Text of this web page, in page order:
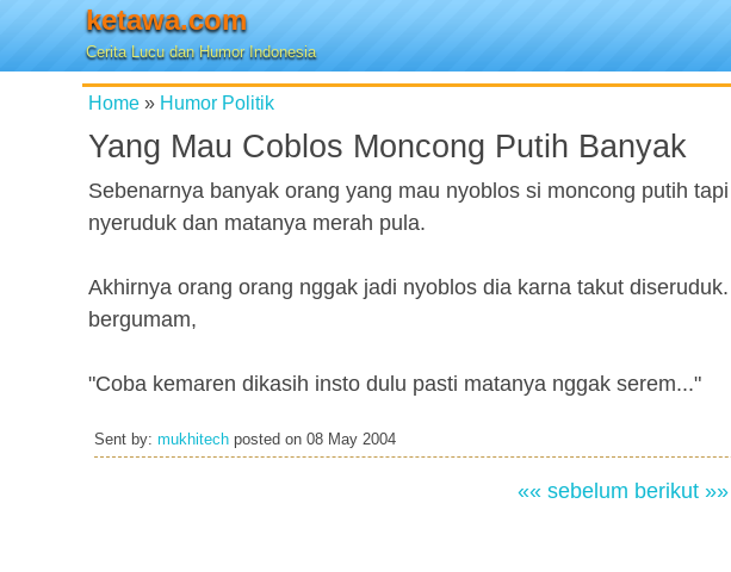
ketawa.com
Cerita Lucu dan Humor Indonesia
Home » Humor Politik
Yang Mau Coblos Moncong Putih Banyak
Sebenarnya banyak orang yang mau nyoblos si moncong putih
nyeruduk dan matanya merah pula.
Akhirnya orang orang nggak jadi nyoblos dia karna takut
bergumam,
"Coba kemaren dikasih insto dulu pasti matanya nggak serem..."
Sent by: mukhitech posted on 08 May 2004
«« sebelum berikut »»